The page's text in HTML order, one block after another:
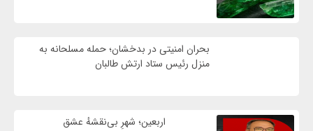
بحران امنیتی در بدخشان؛ حمله مسلحانه به
منزل رئیس ستاد ارتش طالبان
اربعین؛ شهرِ بی‌نقشهٔ عشق